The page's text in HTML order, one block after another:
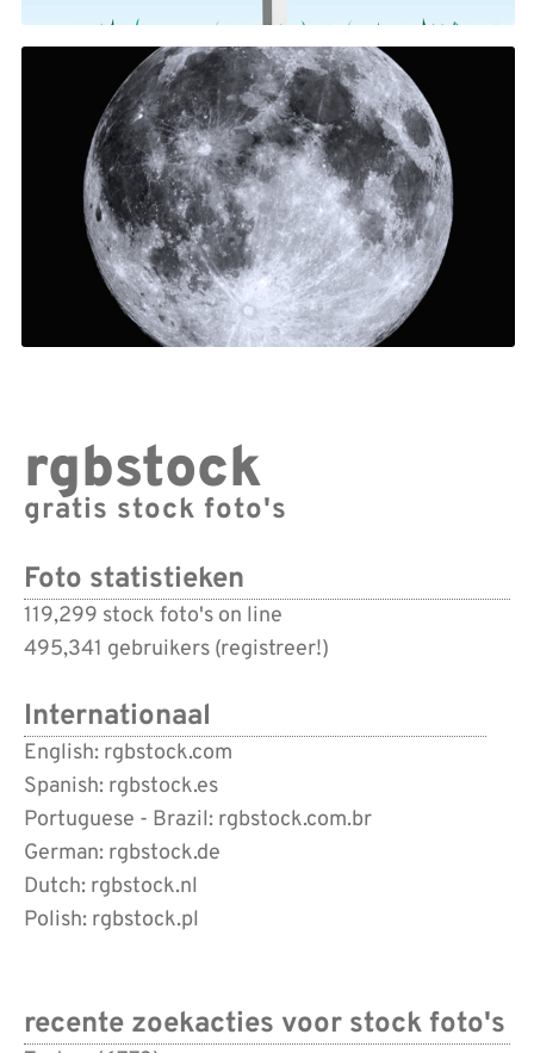
rgbstock
gratis stock foto's
Foto statistieken
119,299 stock foto's on line
495,341 gebruikers (registreer!)
Internationaal
English: rgbstock.com
Spanish: rgbstock.es
Portuguese - Brazil: rgbstock.com.br
German: rgbstock.de
Dutch: rgbstock.nl
Polish: rgbstock.pl
recente zoekacties voor stock foto's